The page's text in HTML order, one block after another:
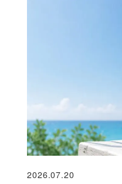
投稿日
2026.07.20